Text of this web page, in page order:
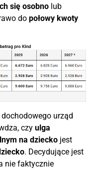
się osobno lub
do połowy kwoty
urząd
czy ulga
na dziecko jest
. Decydujące jest
nie faktycznie